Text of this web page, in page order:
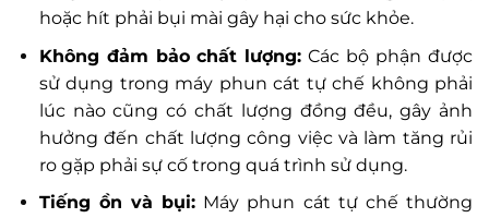
hoặc hít phải bụi mài gây hại cho sức khỏe.
Không đảm bảo chất lượng: Các bộ phận được
sử dụng trong máy phun cát tự chế không phải
lúc nào cũng có chất lượng đồng đều, gây ảnh
hưởng đến chất lượng công việc và làm tăng rủi
ro gặp phải sự cố trong quá trình sử dụng.
Tiếng ồn và bụi: Máy phun cát tự chế thường